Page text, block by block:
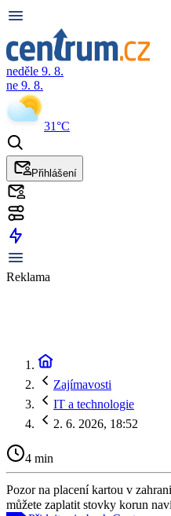
neděle 9. 8.
ne 9. 8.
31°C
Přihlášení
Reklama
Zajímavosti
IT a technologie
2. 6. 2026, 18:52
4 min
Pozor na placení kartou v
můžete zaplatit stovky korun